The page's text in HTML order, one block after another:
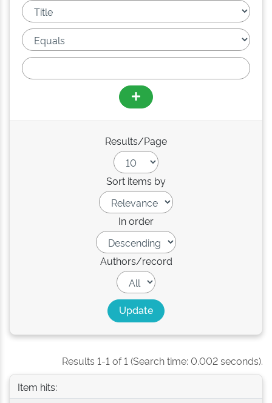
Results/Page
Sort items by
In order
Authors/record
Results 1-1 of 1 (Search time: 0.002 seconds).
Item hits: